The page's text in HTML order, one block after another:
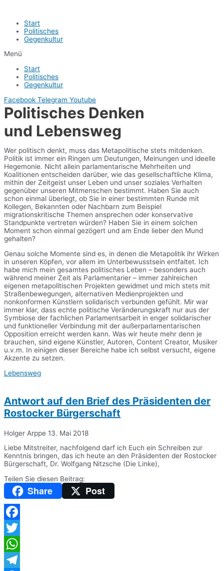
Start
Politisches
Gegenkultur
Menü
Start
Politisches
Gegenkultur
Facebook Telegram Youtube
Politisches Denken
und Lebensweg
Wer politisch denkt, muss das Metapolitische stets mitdenken.
Politik ist immer ein Ringen um Deutungen, Meinungen und ideelle
Hegemonie. Nicht allein parlamentarische Mehrheiten und
Koalitionen entscheiden darüber, wie das gesellschaftliche Klima,
mithin der Zeitgeist unser Leben und unser soziales Verhalten
gegenüber unseren Mitmenschen bestimmt. Haben Sie auch
schon einmal überlegt, ob Sie in einer bestimmten Runde mit
Kollegen, Bekannten oder Nachbarn zum Beispiel
migrationskritische Themen ansprechen oder konservative
Standpunkte vertreten würden? Haben Sie in einem solchen
Moment schon einmal gezögert und am Ende lieber den Mund
gehalten?
Genau solche Momente sind es, in denen die Metapolitik ihr Wirken
in unseren Köpfen, vor allem im Unterbewusstsein entfaltet. Ich
habe mich mein gesamtes politisches Leben – besonders auch
während meiner Zeit als Parlamentarier – immer zahlreichen
eigenen metapolitischen Projekten gewidmet und mich stets mit
Straßenbewegungen, alternativen Medienprojekten und
nonkonformen Künstlern solidarisch verbunden gefühlt. Mir war
immer klar, dass echte politische Veränderungskraft nur aus der
Symbiose der fachlichen Parlamentsarbeit in enger solidarischer
und funktioneller Verbindung mit der außerparlamentarischen
Opposition erreicht werden kann. Was wir heute mehr denn je
brauchen, sind eigene Künstler, Autoren, Content Creator, Musiker
u.v.m. In einigen dieser Bereiche habe ich selbst versucht, eigene
Akzente zu setzen.
Lebensweg
Antwort auf den Brief des Präsidenten der
Rostocker Bürgerschaft
Holger Arppe 13. Mai 2018
Liebe Mitstreiter, nachfolgend darf ich Euch ein Schreiben zur
Kenntnis bringen, das ich heute an den Präsidenten der Rostocker
Bürgerschaft, Dr. Wolfgang Nitzsche (Die Linke),
Teilen Sie diesen Beitrag:
Share Post
Facebook
Twitter
WhatsApp